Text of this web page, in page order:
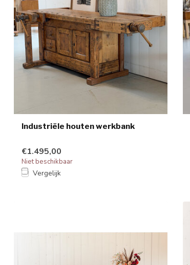
Industriële houten werkbank
€1.495,00
Niet beschikbaar
Vergelijk